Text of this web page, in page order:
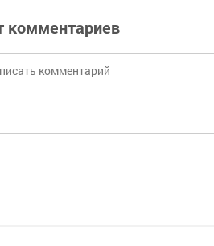
комментариев